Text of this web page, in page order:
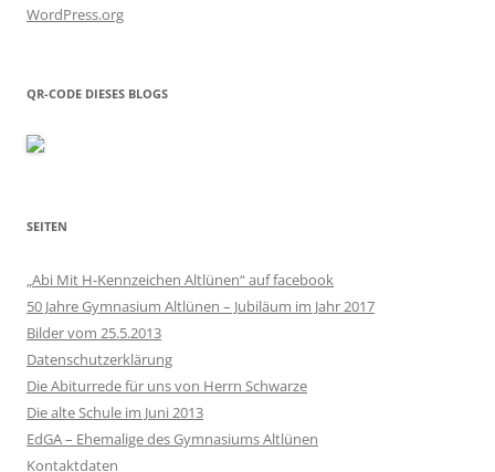
WordPress.org
QR-CODE DIESES BLOGS
SEITEN
„Abi Mit H-Kennzeichen Altlünen“ auf facebook
50 Jahre Gymnasium Altlünen – Jubiläum im Jahr 2017
Bilder vom 25.5.2013
Datenschutzerklärung
Die Abiturrede für uns von Herrn Schwarze
Die alte Schule im Juni 2013
EdGA – Ehemalige des Gymnasiums Altlünen
Kontaktdaten